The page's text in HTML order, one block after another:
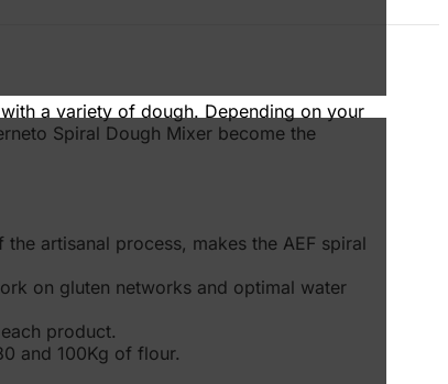
a variety of dough. Depending on your
Spiral Dough Mixer become the
artisanal process, makes the AEF spiral
on gluten networks and optimal water
product.
and 100Kg of flour.